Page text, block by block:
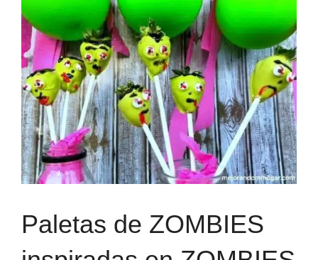
Paletas de ZOMBIES